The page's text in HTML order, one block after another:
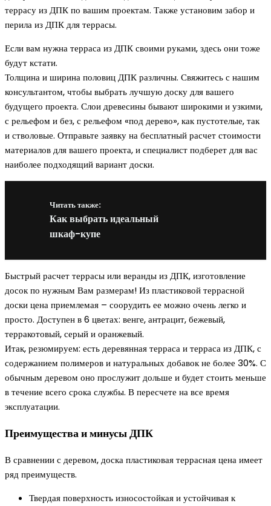
террасу из ДПК по вашим проектам. Также установим забор и
перила из ДПК для террасы.
Если вам нужна терраса из ДПК своими руками, здесь они тоже
будут кстати.
Толщина и ширина половиц ДПК различны. Свяжитесь с нашим
консультантом, чтобы выбрать лучшую доску для вашего
будущего проекта. Слои древесины бывают широкими и узкими,
с рельефом и без, с рельефом «под дерево», как пустотелые, так
и стволовые. Отправьте заявку на бесплатный расчет стоимости
материалов для вашего проекта, и специалист подберет для вас
наиболее подходящий вариант доски.
Читать также:
Как выбрать идеальный
шкаф-купе
Быстрый расчет террасы или веранды из ДПК, изготовление
досок по нужным Вам размерам! Из пластиковой террасной
доски цена приемлемая – соорудить ее можно очень легко и
просто. Доступен в 6 цветах: венге, антрацит, бежевый,
терракотовый, серый и оранжевый.
Итак, резюмируем: есть деревянная терраса и терраса из ДПК, с
содержанием полимеров и натуральных добавок не более 30%. С
обычным деревом оно прослужит дольше и будет стоить меньше
в течение всего срока службы. В пересчете на все время
эксплуатации.
Преимущества и минусы ДПК
В сравнении с деревом, доска пластиковая террасная цена имеет
ряд преимуществ.
Твердая поверхность износостойкая и устойчивая к